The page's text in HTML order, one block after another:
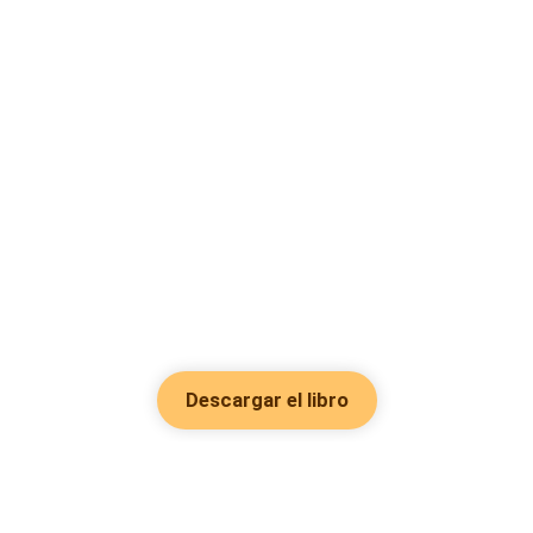
Descargar el libro